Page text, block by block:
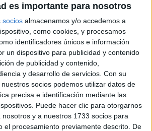
es importante para nosotros
socios almacenamos y/o accedemos a
como cookies, y procesamos
identificadores únicos e información
un dispositivo para publicidad y contenido
de publicidad y contenido,
y desarrollo de servicios. Con su
socios podemos utilizar datos de
precisa e identificación mediante las
Puede hacer clic para otorgarnos
y a nuestros 1733 socios para
el procesamiento previamente descrito. De
carrera de periodismo en Andalucía? Por
es en Málaga en la única donde puedo
fama?
mirando un poco y por lo que parece
segundo ciclo, cosa que no entiendo. ¿Y
dónde lo hago?